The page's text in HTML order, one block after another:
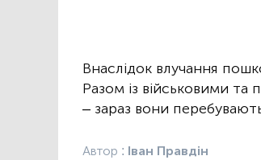
Внаслідок влучання
Разом із військовими та
– зараз вони
Автор : Іван Правдін